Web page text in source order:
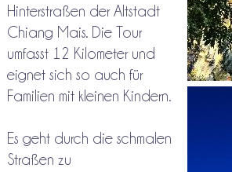
Hinterstraßen der Altstadt
Chiang Mais. Die Tour
umfasst 12 Kilometer und
eignet sich so auch für
Familien mit kleinen Kindern.
Es geht durch die schmalen
Straßen zu